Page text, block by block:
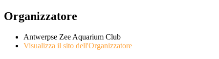
Organizzatore
Antwerpse Zee Aquarium Club
Visualizza il sito dell'Organizzatore